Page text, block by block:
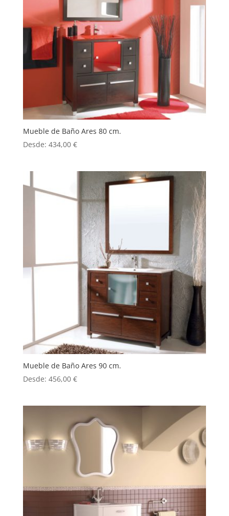
Mueble de Baño Ares 80 cm.
Desde: 434,00 €
Mueble de Baño Ares 90 cm.
Desde: 456,00 €